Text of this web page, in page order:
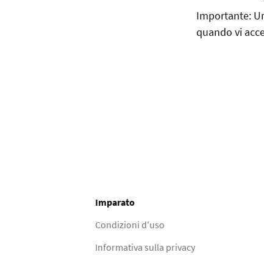
Importante:
quando vi
Imparato
Condizioni d'uso
Informativa sulla privacy